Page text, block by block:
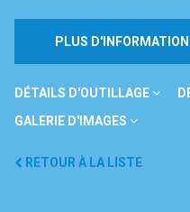
PLUS
DÉTAILS D'OUTILLAGE
GALERIE D'IMAGES
RETOUR À LA LISTE